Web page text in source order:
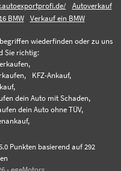
Autoverkauf
BMW Verkauf ein BMW
wiederfinden oder zu uns
Sie richtig:
KFZ-Ankauf,
dein Auto mit Schaden,
dein Auto ohne TÜV,
Punkten basierend auf 292